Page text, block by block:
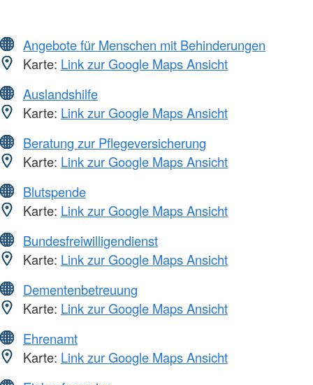
Angebote für Menschen mit Behinderungen
Karte: Link zur Google Maps Ansicht
Auslandshilfe
Karte: Link zur Google Maps Ansicht
Beratung zur Pflegeversicherung
Karte: Link zur Google Maps Ansicht
Blutspende
Karte: Link zur Google Maps Ansicht
Bundesfreiwilligendienst
Karte: Link zur Google Maps Ansicht
Dementenbetreuung
Karte: Link zur Google Maps Ansicht
Ehrenamt
Karte: Link zur Google Maps Ansicht